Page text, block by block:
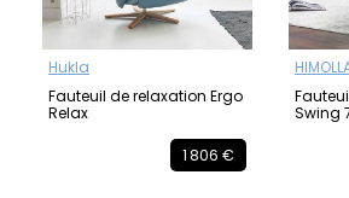
Hukla
Fauteuil de relaxation Ergo
Relax
1 806 €
Swing